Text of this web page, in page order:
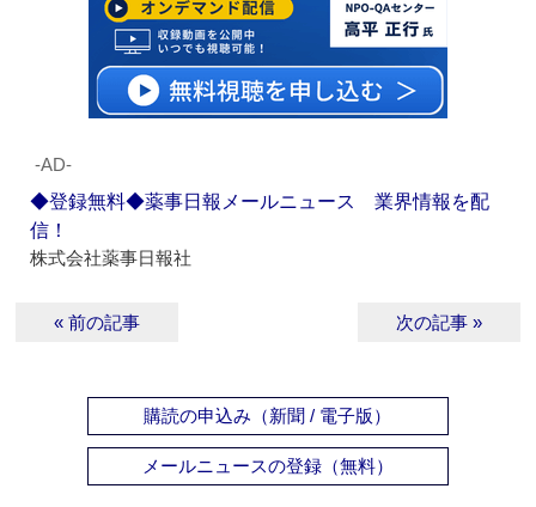
‐AD‐
◆登録無料◆薬事日報メールニュース 業界情報を配
信！
株式会社薬事日報社
« 前の記事 次の記事 »
購読の申込み（新聞 / 電子版）
メールニュースの登録（無料）